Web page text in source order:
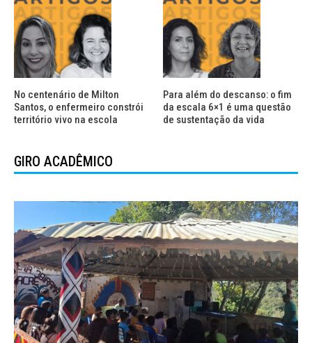
No centenário de Milton
Santos, o enfermeiro constrói
território vivo na escola
Para além do descanso: o fim
da escala 6×1 é uma questão
de sustentação da vida
GIRO ACADÊMICO